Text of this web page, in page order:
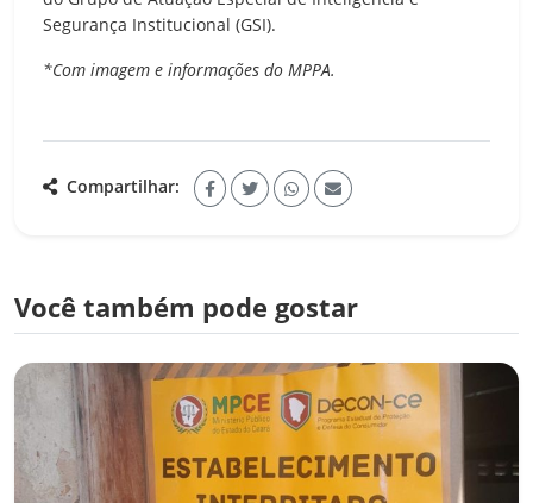
Segurança Institucional (GSI).
*Com imagem e informações do MPPA.
Compartilhar:
Você também pode gostar